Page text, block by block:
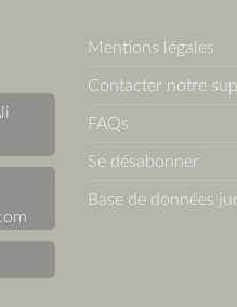
Mentions légales
Contacter notre
FAQs
Se désabonner
Base de données